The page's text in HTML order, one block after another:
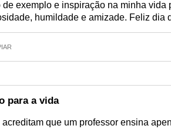
de exemplo e inspiração na minha vida
humildade e amizade. Feliz dia
para a vida
acreditam que um professor ensina